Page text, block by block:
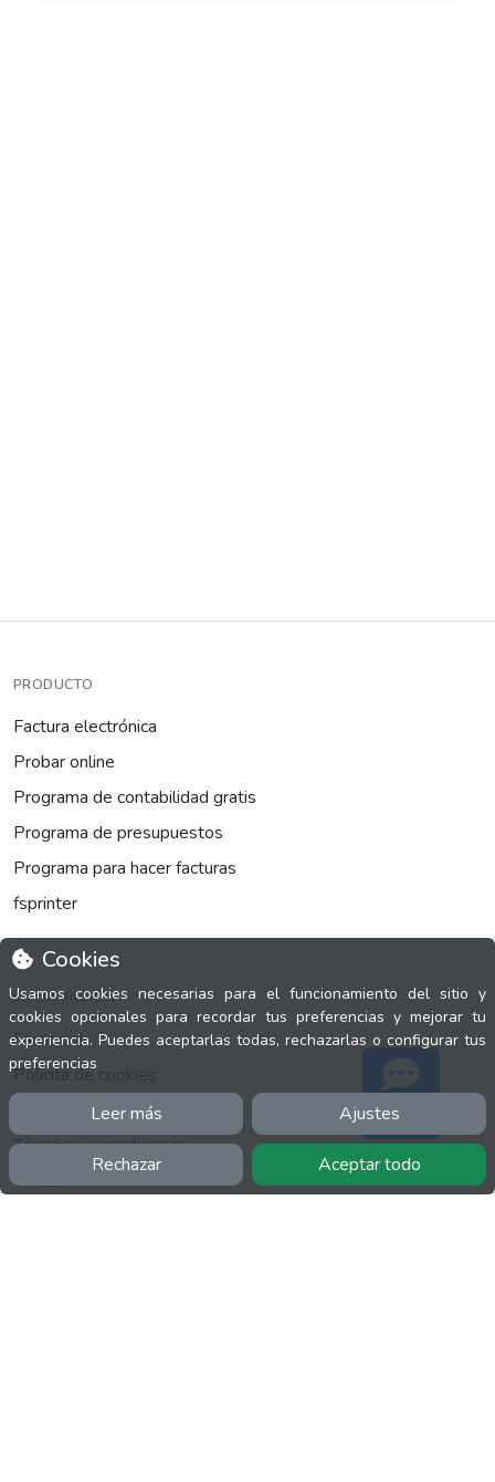
Cookies
Usamos cookies necesarias para el funcionamiento del sitio y
cookies opcionales para recordar tus preferencias y mejorar tu
experiencia. Puedes aceptarlas todas, rechazarlas o configurar tus
preferencias
Leer más Ajustes
Rechazar Aceptar todo
PRODUCTO
Factura electrónica
Probar online
Programa de contabilidad gratis
Programa de presupuestos
Programa para hacer facturas
fsprinter
INFORMACIÓN
Facebook
Polícita de cookies
Política de privacidad
Términos y condiciones
Twitter
Soporte